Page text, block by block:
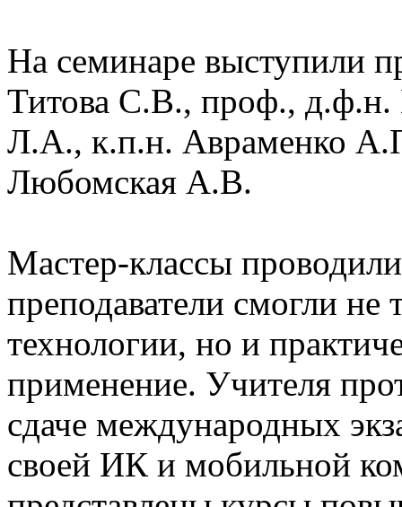
На семинаре выступили
Титова С.В., проф., д.ф.н.
Л.А., к.п.н. Авраменко
Любомская А.В.
Мастер-классы
преподаватели смогли не
технологии, но и
применение. Учителя
сдаче международных
своей ИК и мобильной